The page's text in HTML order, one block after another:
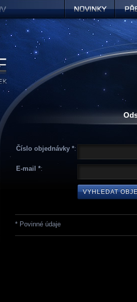
Číslo objednávky :
E-mail :
* Povinné údaje